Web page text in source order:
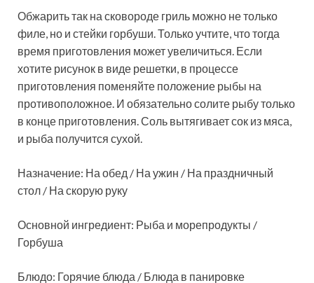
Обжарить так на сковороде гриль можно не только
филе, но и стейки горбуши. Только учтите, что тогда
время приготовления может увеличиться. Если
хотите рисунок в виде решетки, в процессе
приготовления поменяйте положение рыбы на
противоположное. И обязательно солите рыбу только
в конце приготовления. Соль вытягивает сок из мяса,
и рыба получится сухой.
Назначение: На обед / На ужин / На праздничный
стол / На скорую руку
Основной ингредиент: Рыба и морепродукты /
Горбуша
Блюдо: Горячие блюда / Блюда в панировке